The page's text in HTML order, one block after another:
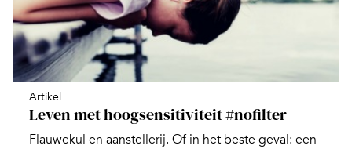
Artikel
Leven met hoogsensitiviteit #nofilter
Flauwekul en aanstellerij. Of in het beste geval: een